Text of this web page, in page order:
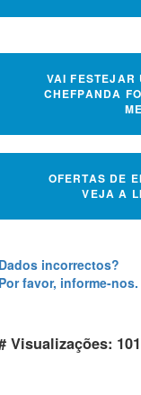
VAI FESTEJAR
CHEFPANDA
OFERTAS DE
VEJA A
Dados incorrectos?
Por favor, informe-nos.
Visualizações: